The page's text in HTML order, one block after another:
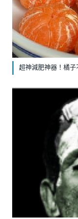
超神減肥神器！橘